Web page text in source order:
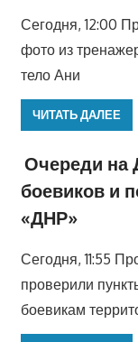
Сегодня, 12:00
фото из
тело Ани
ЧИТАТЬ ДАЛЕЕ
Очереди на
боевиков и
«ДНР»
Сегодня, 11:55
проверили
боевикам